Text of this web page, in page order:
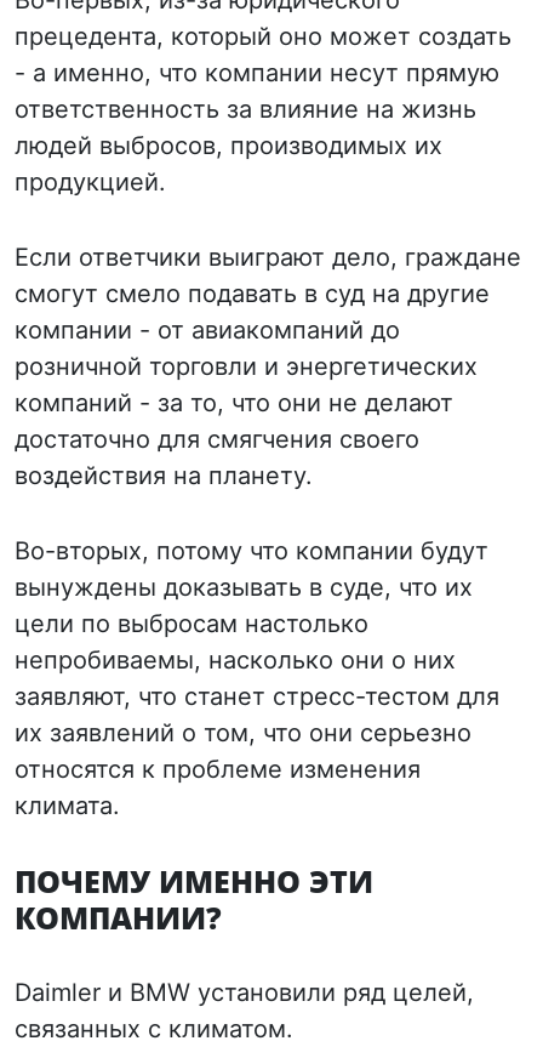
прецедента, который оно может создать
- а именно, что компании несут прямую
ответственность за влияние на жизнь
людей выбросов, производимых их
продукцией.
Если ответчики выиграют дело, граждане
смогут смело подавать в суд на другие
компании - от авиакомпаний до
розничной торговли и энергетических
компаний - за то, что они не делают
достаточно для смягчения своего
воздействия на планету.
Во-вторых, потому что компании будут
вынуждены доказывать в суде, что их
цели по выбросам настолько
непробиваемы, насколько они о них
заявляют, что станет стресс-тестом для
их заявлений о том, что они серьезно
относятся к проблеме изменения
климата.
ПОЧЕМУ ИМЕННО ЭТИ
КОМПАНИИ?
Daimler и BMW установили ряд целей,
связанных с климатом.